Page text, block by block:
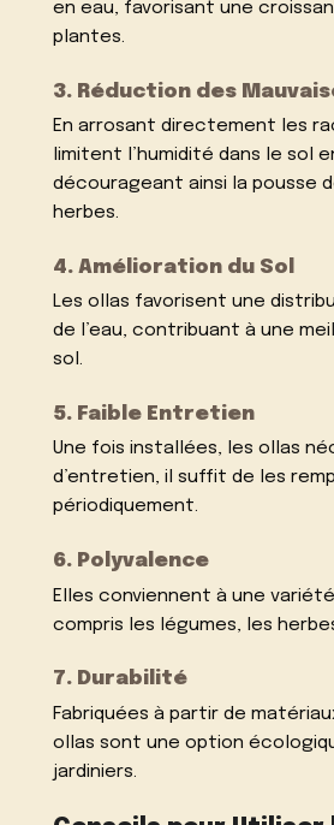
en eau, favorisant une
plantes.
3. Réduction des
En arrosant directement les
limitent l’humidité dans le sol
décourageant ainsi la pousse
herbes.
4. Amélioration du Sol
Les ollas favorisent une
de l’eau, contribuant à une
sol.
5. Faible Entretien
Une fois installées, les ollas
d’entretien, il suffit de les
périodiquement.
6. Polyvalence
Elles conviennent à une
compris les légumes, les
7. Durabilité
Fabriquées à partir de
ollas sont une option
jardiniers.